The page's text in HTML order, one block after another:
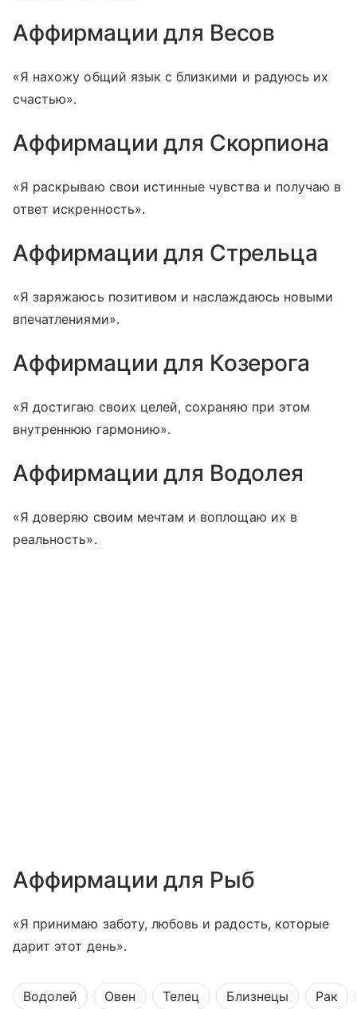
Аффирмации для Весов
«Я нахожу общий язык с близкими и радуюсь их
счастью».
Аффирмации для Скорпиона
«Я раскрываю свои истинные чувства и получаю в
ответ искренность».
Аффирмации для Стрельца
«Я заряжаюсь позитивом и наслаждаюсь новыми
впечатлениями».
Аффирмации для Козерога
«Я достигаю своих целей, сохраняю при этом
внутреннюю гармонию».
Аффирмации для Водолея
«Я доверяю своим мечтам и воплощаю их в
реальность».
Аффирмации для Рыб
«Я принимаю заботу, любовь и радость, которые
дарит этот день».
Водолей Овен Телец Близнецы Рак